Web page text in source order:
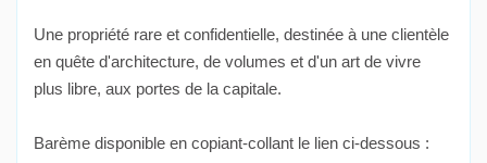
Une propriété rare et confidentielle, destinée à une clientèle
en quête d'architecture, de volumes et d'un art de vivre
plus libre, aux portes de la capitale.
Barème disponible en copiant-collant le lien ci-dessous :